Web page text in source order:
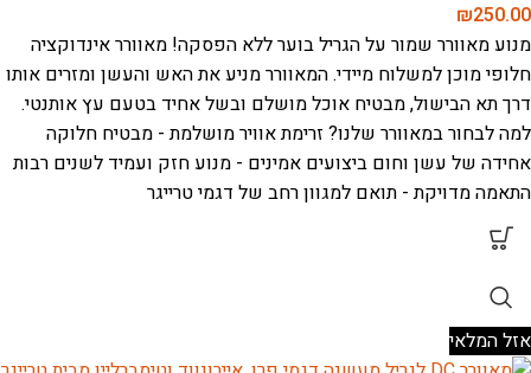
₪250.00
מנוע מאוורר שמור על הגריל בוער ללא הפסקה! מאוורר אינדוקציה
חלופי מוכן למשלוח מיידי. המאוורר מניע את האש והעשן ומזרים אותו
דרך תא הבישול, מבטיח אוכל מושלם ובשל אחיד בטעם עץ אותנטי.
למה לבחור במאוורר שלנו? זרימת אוויר מושלמת - מבטיח חלוקה
אחידה של עשן וחום ביצועים אמינים - מנוע חזק ועמיד לשנים רבות
התאמה מדויקת - תואם למגוון רחב של דגמי טרייגר
אזל המלאי